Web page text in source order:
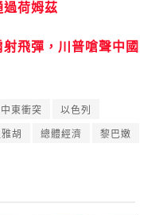
過荷姆茲
飛彈，川普嗆聲中國
中東衝突
以色列
胡 總體經濟 黎巴嫩